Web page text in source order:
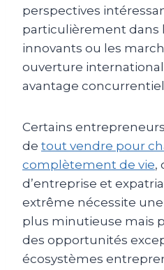
perspectives
particulièrement dans
innovants ou les
ouverture
avantage
Certains
de tout vendre pour
complètement de vie,
d’entreprise et
extrême nécessite
plus minutieuse mais
des opportunités
écosystèmes